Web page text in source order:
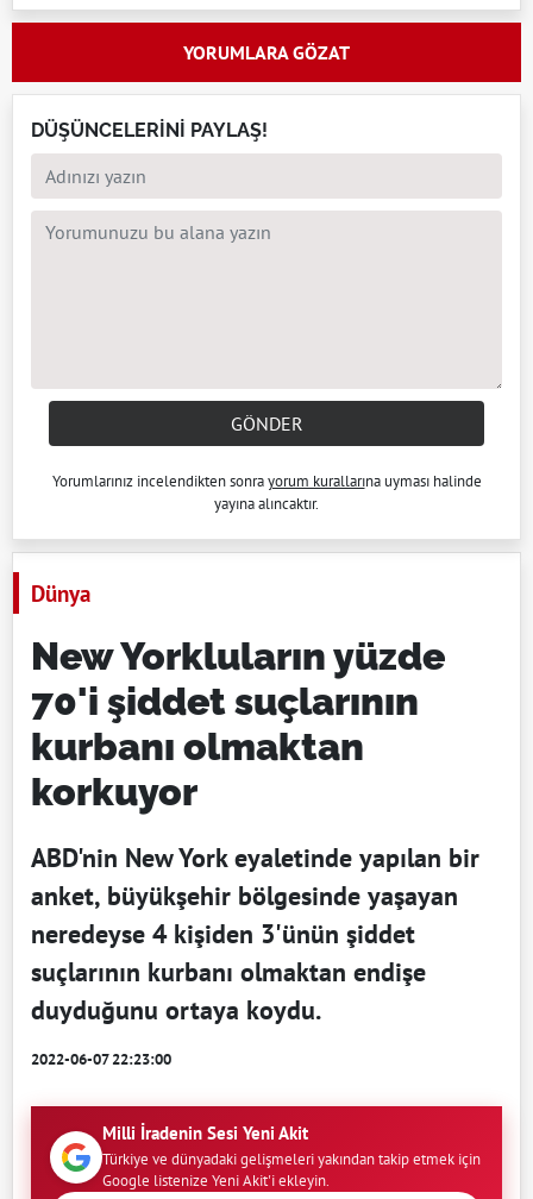
YORUMLARA GÖZAT
DÜŞÜNCELERİNİ PAYLAŞ!
GÖNDER
Yorumlarınız incelendikten sonrayorum kurallarına uyması halinde
yayına alıncaktır.
Dünya
New Yorkluların yüzde
70'i şiddet suçlarının
kurbanı olmaktan
korkuyor
ABD'nin New York eyaletinde yapılan bir
anket, büyükşehir bölgesinde yaşayan
neredeyse 4 kişiden 3'ünün şiddet
suçlarının kurbanı olmaktan endişe
duyduğunu ortaya koydu.
2022-06-07 22:23:00
Milli İradenin Sesi Yeni Akit
Türkiye ve dünyadaki gelişmeleri yakından takip etmek için
Google listenize Yeni Akit'i ekleyin.